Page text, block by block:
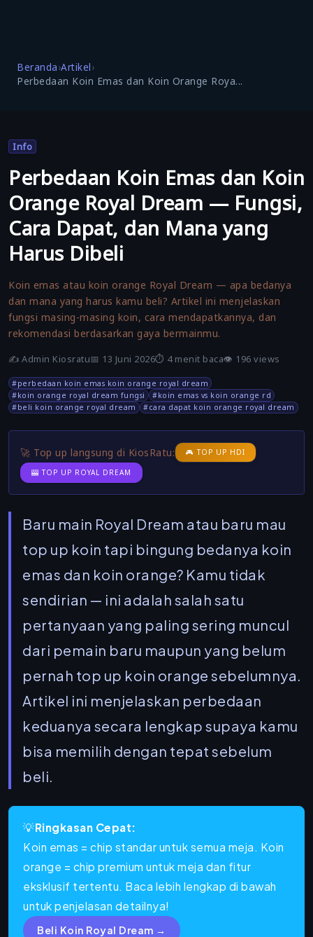
Beranda›Artikel›
Perbedaan Koin Emas dan Koin Orange Roya...
Info
Perbedaan Koin Emas dan Koin
Orange Royal Dream — Fungsi,
Cara Dapat, dan Mana yang
Harus Dibeli
Koin emas atau koin orange Royal Dream — apa bedanya
dan mana yang harus kamu beli? Artikel ini menjelaskan
fungsi masing-masing koin, cara mendapatkannya, dan
rekomendasi berdasarkan gaya bermainmu.
✍️ Admin Kiosratu📅 13 Juni 2026⏱️ 4 menit baca👁️ 196 views
#perbedaan koin emas koin orange royal dream
#koin orange royal dream fungsi
#koin emas vs koin orange rd
#beli koin orange royal dream
#cara dapat koin orange royal dream
🚀 Top up langsung di KiosRatu: 🎮 TOP UP HDI
🎰 TOP UP ROYAL DREAM
Baru main Royal Dream atau baru mau
top up koin tapi bingung bedanya koin
emas dan koin orange? Kamu tidak
sendirian — ini adalah salah satu
pertanyaan yang paling sering muncul
dari pemain baru maupun yang belum
pernah top up koin orange sebelumnya.
Artikel ini menjelaskan perbedaan
keduanya secara lengkap supaya kamu
bisa memilih dengan tepat sebelum
beli.
💡Ringkasan Cepat:
Koin emas = chip standar untuk semua meja. Koin
orange = chip premium untuk meja dan fitur
eksklusif tertentu. Baca lebih lengkap di bawah
untuk penjelasan detailnya!
Beli Koin Royal Dream →